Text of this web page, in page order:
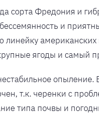
сорта Фредония и
и
линейку
ягоды и самый
т.к. черенки с
типа почвы и